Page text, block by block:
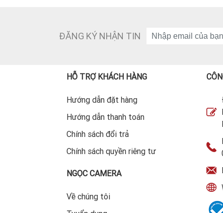
ĐĂNG KÝ NHẬN TIN
HỖ TRỢ KHÁCH HÀNG
Hướng dẫn đặt hàng
Hướng dẫn thanh toán
Chính sách đổi trả
Chính sách quyền riêng tư
NGỌC CAMERA
Về chúng tôi